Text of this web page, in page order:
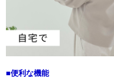
■便利な機能